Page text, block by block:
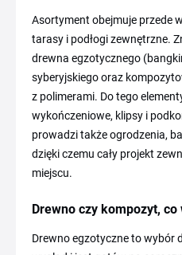
Asortyment obejmuje przede
tarasy i podłogi zewnętrzne.
drewna egzotycznego
syberyjskiego oraz
z polimerami. Do tego
wykończeniowe, klipsy i
prowadzi także ogrodzenia,
dzięki czemu cały projekt
miejscu.
Drewno czy kompozyt, co
Drewno egzotyczne to wybór